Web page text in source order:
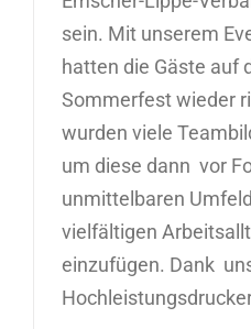
sein. Mit unserem
hatten die Gäste auf
Sommerfest wieder
wurden viele
um diese dann vor
unmittelbaren
vielfältigen
einzufügen. Dank